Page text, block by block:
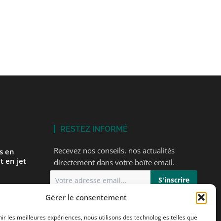
Gérer le consentement
les meilleures expériences, nous utilisons des technologies telles que
en
en jet
RESTEZ INFORMÉ
Recevez nos conseils, nos actualités
directement dans votre boîte email.
J'acceptela politique de confidentialité